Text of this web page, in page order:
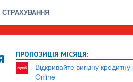
СТРАХУВАННЯ
ПРОПОЗИЦІЯ МІСЯЦЯ:
Відкривайте вигідну
Online